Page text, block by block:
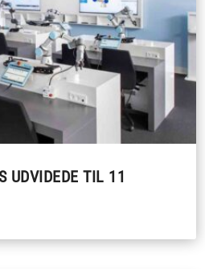
UDVIDEDE TIL 11